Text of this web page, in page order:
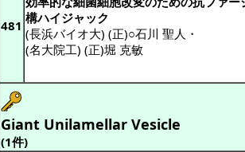
481 構ハイジャック
(長浜バイオ大) (正)○石川 聖人 ・
(名大院工) (正)堀 克敏
Giant Unilamellar Vesicle
(1件)